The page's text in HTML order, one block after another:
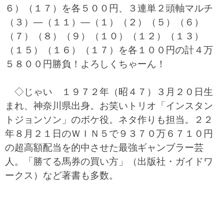
６）（１７）を各５００円、３連単２頭軸マルチ
（３）―（１１）―（１）（２）（５）（６）
（７）（８）（９）（１０）（１２）（１３）
（１５）（１６）（１７）を各１００円の計４万
５８００円勝負！よろしくちゃーん！
◇じゃい １９７２年（昭４７）３月２０日生
まれ、神奈川県出身。お笑いトリオ「インスタン
トジョンソン」のボケ役。ネタ作りも担当。２２
年８月２１日のＷＩＮ５で９３７０万６７１０円
の超高額配当を的中させた最強ギャンブラー芸
人。「勝てる馬券の買い方」（出版社・ガイドワ
ークス）など著書も多数。